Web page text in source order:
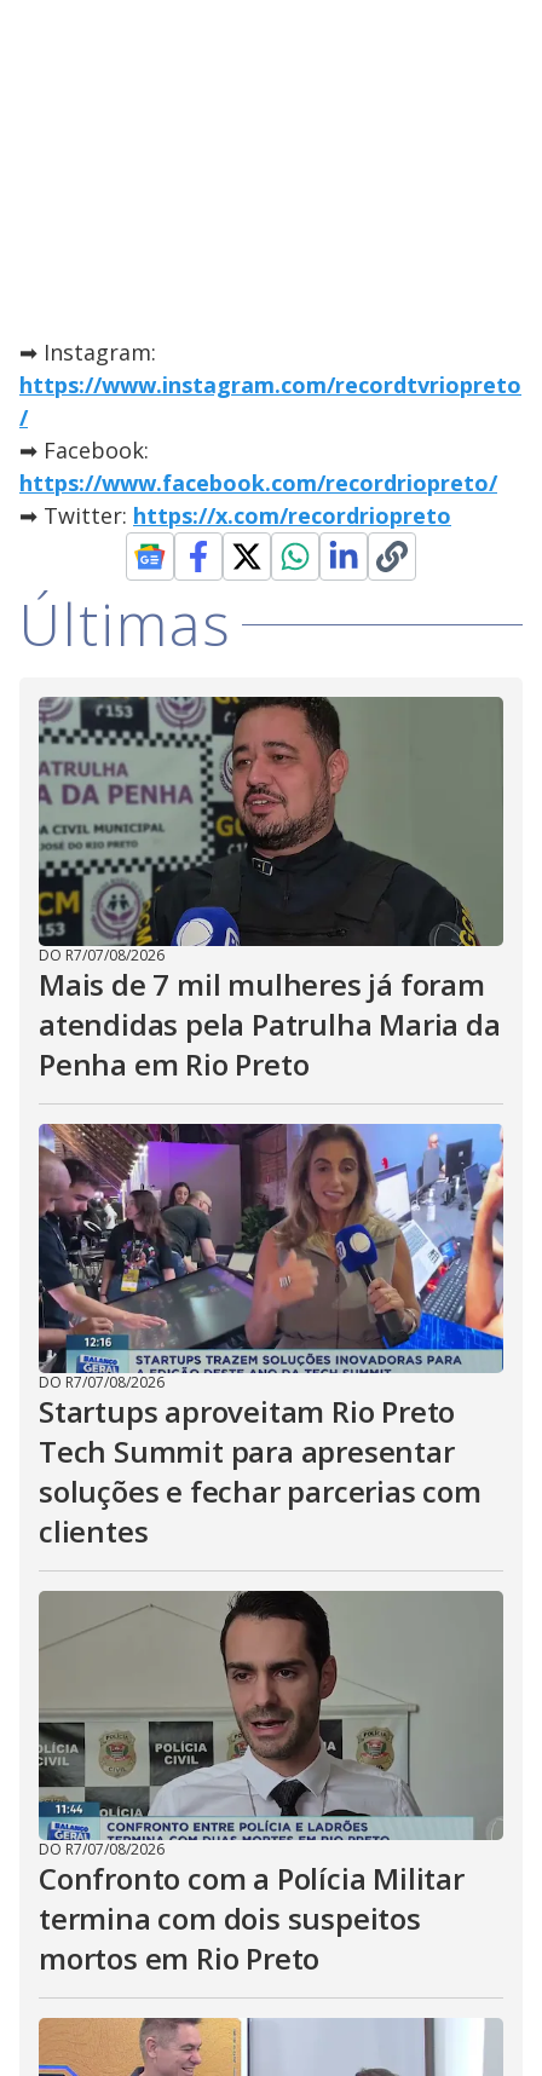
➡ Instagram:
https://www.instagram.com/recordtvriopreto
/
➡ Facebook:
https://www.facebook.com/recordriopreto/
➡ Twitter: https://x.com/recordriopreto
Últimas
DO R7/07/08/2026
Mais de 7 mil mulheres já foram
atendidas pela Patrulha Maria da
Penha em Rio Preto
DO R7/07/08/2026
Startups aproveitam Rio Preto
Tech Summit para apresentar
soluções e fechar parcerias com
clientes
DO R7/07/08/2026
Confronto com a Polícia Militar
termina com dois suspeitos
mortos em Rio Preto